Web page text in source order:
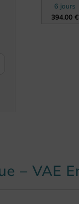
6 jours
394.00 €
– VAE